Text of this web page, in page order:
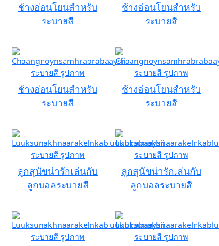
ช้างอ่อนโยนสำหรับ
ระบายสี
ช้างอ่อนโยนสำหรับ
ระบายสี
ช้างอ่อนโยนสำหรับ
ระบายสี
ช้างอ่อนโยนสำหรับ
ระบายสี
ลูกสุนัขน่ารักเล่นกับ
ลูกบอลระบายสี
ลูกสุนัขน่ารักเล่นกับ
ลูกบอลระบายสี